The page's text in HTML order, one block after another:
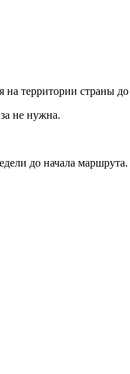
территории страны
не нужна.
до начала маршрута.